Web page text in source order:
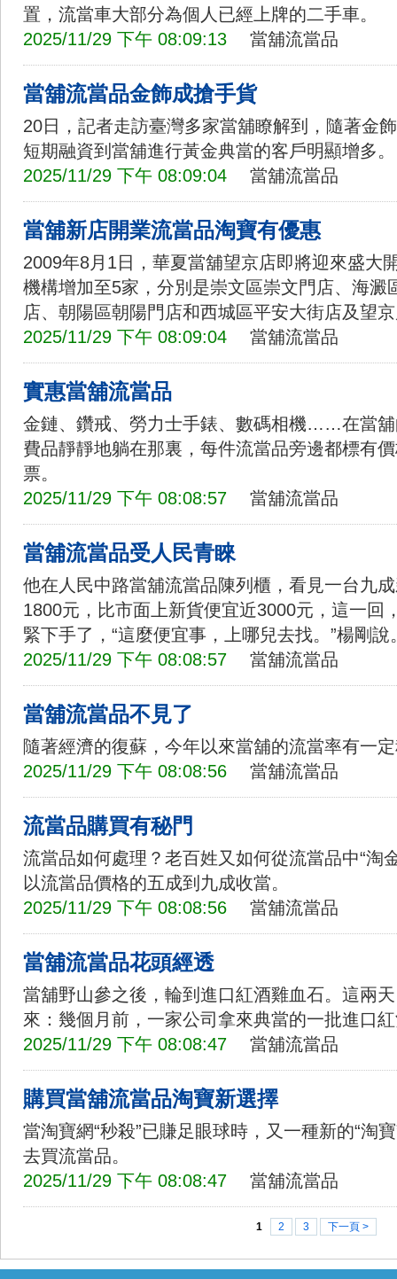
置，流當車大部分為個人已經上牌的二手車。
2025/11/29 下午 08:09:13
當舖流當品
當舖流當品金飾成搶手貨
20日，記者走訪臺灣多家當舖瞭解到，隨著金
短期融資到當舖進行黃金典當的客戶明顯增多。
2025/11/29 下午 08:09:04
當舖流當品
當舖新店開業流當品淘寶有優惠
2009年8月1日，華夏當舖望京店即將迎來盛大
機構增加至5家，分別是崇文區崇文門店、海澱
店、朝陽區朝陽門店和西城區平安大街店及望
2025/11/29 下午 08:09:04
當舖流當品
實惠當舖流當品
金鏈、鑽戒、勞力士手錶、數碼相機……在當
費品靜靜地躺在那裏，每件流當品旁邊都標有
票。
2025/11/29 下午 08:08:57
當舖流當品
當舖流當品受人民青睞
他在人民中路當舖流當品陳列櫃，看見一台九
1800元，比市面上新貨便宜近3000元，這一回
緊下手了，“這麼便宜事，上哪兒去找。”楊剛說
2025/11/29 下午 08:08:57
當舖流當品
當舖流當品不見了
隨著經濟的復蘇，今年以來當舖的流當率有一
2025/11/29 下午 08:08:56
當舖流當品
流當品購買有秘門
流當品如何處理？老百姓又如何從流當品中“淘
以流當品價格的五成到九成收當。
2025/11/29 下午 08:08:56
當舖流當品
當舖流當品花頭經透
當舖野山參之後，輪到進口紅酒雞血石。這兩
來：幾個月前，一家公司拿來典當的一批進口
2025/11/29 下午 08:08:47
當舖流當品
購買當舖流當品淘寶新選擇
當淘寶網“秒殺”已賺足眼球時，又一種新的“
去買流當品。
2025/11/29 下午 08:08:47
當舖流當品
1 2 3 下一頁 >